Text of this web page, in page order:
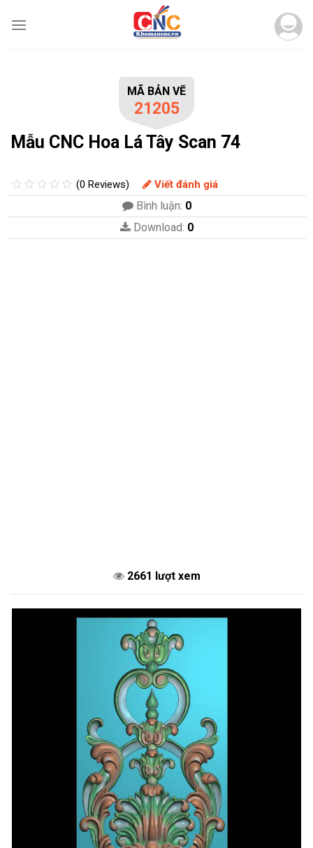
MÃ BẢN VẼ
21205
Mẫu CNC Hoa Lá Tây Scan 74
(0 Reviews) Viết đánh giá
Bình luận: 0
Download: 0
2661 lượt xem